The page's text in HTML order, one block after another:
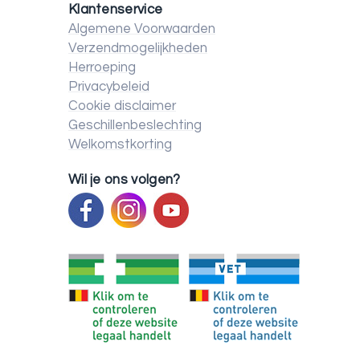
Klantenservice
Algemene Voorwaarden
Verzendmogelijkheden
Herroeping
Privacybeleid
Cookie disclaimer
Geschillenbeslechting
Welkomstkorting
Wil je ons volgen?